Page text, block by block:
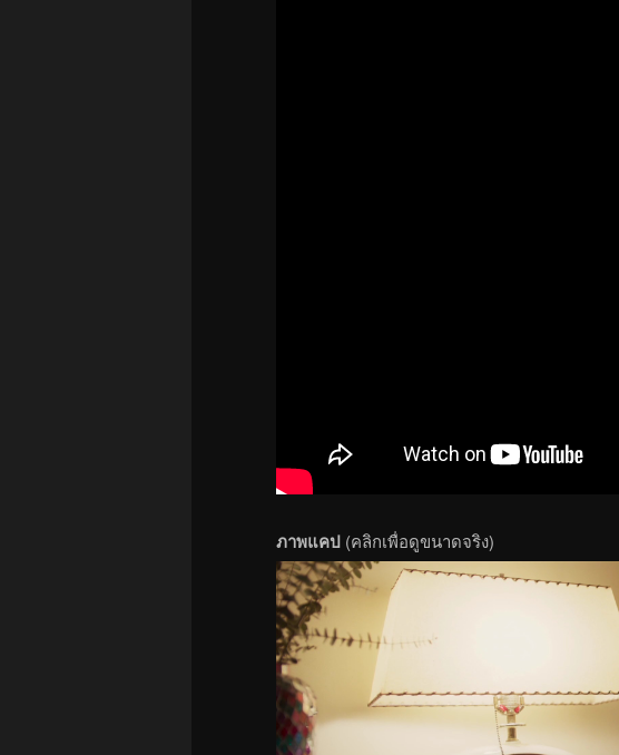
ภาพแคป (คลิกเพื่อดูขนาดจริง)